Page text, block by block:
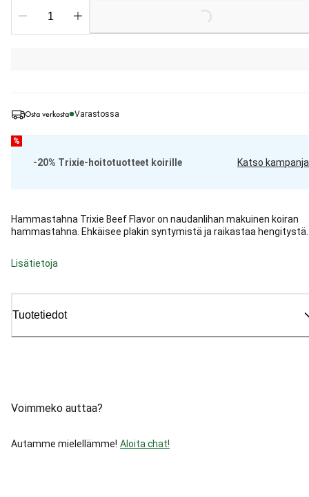
Osta verkosta Varastossa
%
-20% Trixie-hoitotuotteet koirille Katso kampanja
Hammastahna Trixie Beef Flavor on naudanlihan makuinen koiran
hammastahna. Ehkäisee plakin syntymistä ja raikastaa hengitystä.
Lisätietoja
Tuotetiedot
Voimmeko auttaa?
Autamme mielellämme! Aloita chat!